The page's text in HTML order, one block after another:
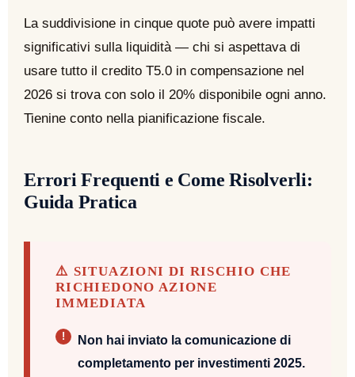
La suddivisione in cinque quote può avere impatti
significativi sulla liquidità — chi si aspettava di
usare tutto il credito T5.0 in compensazione nel
2026 si trova con solo il 20% disponibile ogni anno.
Tienine conto nella pianificazione fiscale.
Errori Frequenti e Come Risolverli:
Guida Pratica
⚠️ SITUAZIONI DI RISCHIO CHE
RICHIEDONO AZIONE
IMMEDIATA
Non hai inviato la comunicazione di
completamento per investimenti 2025.